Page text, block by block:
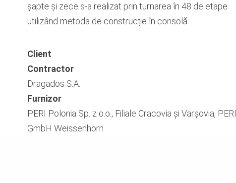
șapte și zece s-a realizat prin turnarea în 48 de etape
utilizând metoda de construcție în consolă
Client
Contractor
Dragados S.A.
Furnizor
PERI Polonia Sp. z o.o., Filiale Cracovia și Varșovia, PERI
GmbH Weissenhorn